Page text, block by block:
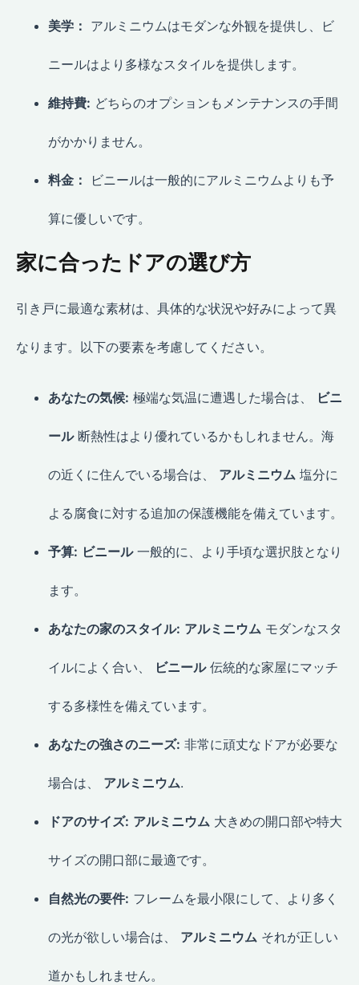
美学： アルミニウムはモダンな外観を提供し、ビ
ニールはより多様なスタイルを提供します。
維持費: どちらのオプションもメンテナンスの手間
がかかりません。
料金： ビニールは一般的にアルミニウムよりも予
算に優しいです。
家に合ったドアの選び方
引き戸に最適な素材は、具体的な状況や好みによって異
なります。以下の要素を考慮してください。
あなたの気候: 極端な気温に遭遇した場合は、 ビニ
ール断熱性はより優れているかもしれません。海
の近くに住んでいる場合は、 アルミニウム 塩分に
よる腐食に対する追加の保護機能を備えています。
予算: ビニール一般的に、より手頃な選択肢となり
ます。
あなたの家のスタイル: アルミニウム モダンなスタ
イルによく合い、 ビニール伝統的な家屋にマッチ
する多様性を備えています。
あなたの強さのニーズ: 非常に頑丈なドアが必要な
場合は、 アルミニウム.
ドアのサイズ: アルミニウム 大きめの開口部や特大
サイズの開口部に最適です。
自然光の要件: フレームを最小限にして、より多く
の光が欲しい場合は、 アルミニウム それが正しい
道かもしれません。